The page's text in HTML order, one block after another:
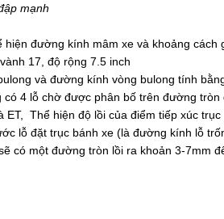
mạnh
hiện đường kính mâm xe và khoảng
17, độ rộng 7.5 inch
và đường kính vòng bulong tính
có 4 lỗ chờ được phân bố trên đường
ET, Thể hiện độ lồi của điểm tiếp xúc
lỗ đặt trục bánh xe (là đường kính lỗ
có một đường tròn lồi ra khoản 3-7mm